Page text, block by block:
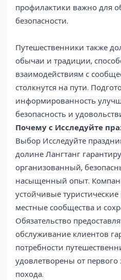
профилактики важно для
безопасности.
Путешественники также
обычаи и традиции,
взаимодействиям с
столкнутся на пути.
информированность
безопасность и
Почему с Исследуйте
Выбор Исследуйте
долине Лангтанг
организованный,
насыщенный опыт.
устойчивые
местные сообщества и
Обязательство
обслуживание клиентов
потребности
удовлетворены от
похода.